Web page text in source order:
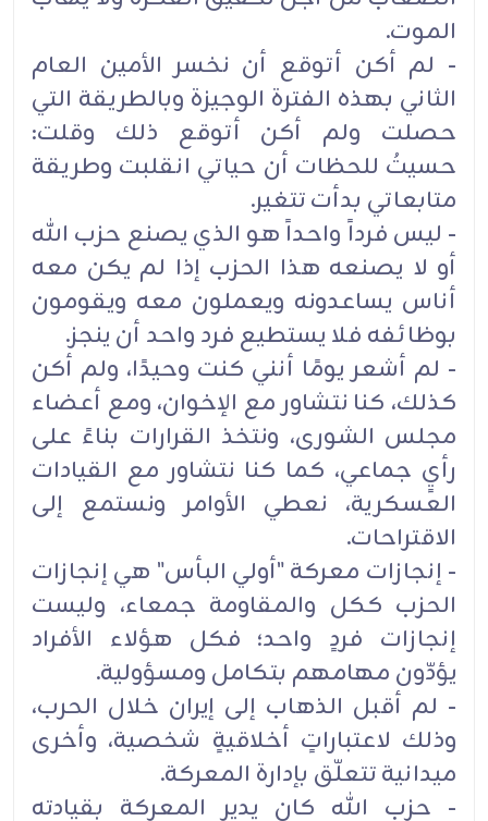
الموت.
- لم أكن أتوقع أن نخسر الأمين العام
الثاني بهذه الفترة الوجيزة وبالطريقة التي
حصلت ولم أكن أتوقع ذلك وقلت:
حسيتُ للحظات أن حياتي انقلبت وطريقة
متابعاتي بدأت تتغير.
- ليس فرداً واحداً هو الذي يصنع حزب الله
أو لا يصنعه هذا الحزب إذا لم يكن معه
أناس يساعدونه ويعملون معه ويقومون
بوظائفه فلا يستطيع فرد واحد أن ينجز.
- لم أشعر يومًا أنني كنت وحيدًا، ولم أكن
كذلك، كنا نتشاور مع الإخوان، ومع أعضاء
مجلس الشورى، ونتخذ القرارات بناءً على
رأيٍ جماعي، كما كنا نتشاور مع القيادات
العسكرية، نعطي الأوامر ونستمع إلى
الاقتراحات.
- إنجازات معركة "أولي البأس" هي إنجازات
الحزب ككل والمقاومة جمعاء، وليست
إنجازات فردٍ واحد؛ فكل هؤلاء الأفراد
يؤدّون مهامهم بتكامل ومسؤولية.
- لم أقبل الذهاب إلى إيران خلال الحرب،
وذلك لاعتباراتٍ أخلاقيةٍ شخصية، وأخرى
ميدانية تتعلّق بإدارة المعركة.
- حزب الله كان يدير المعركة بقيادته